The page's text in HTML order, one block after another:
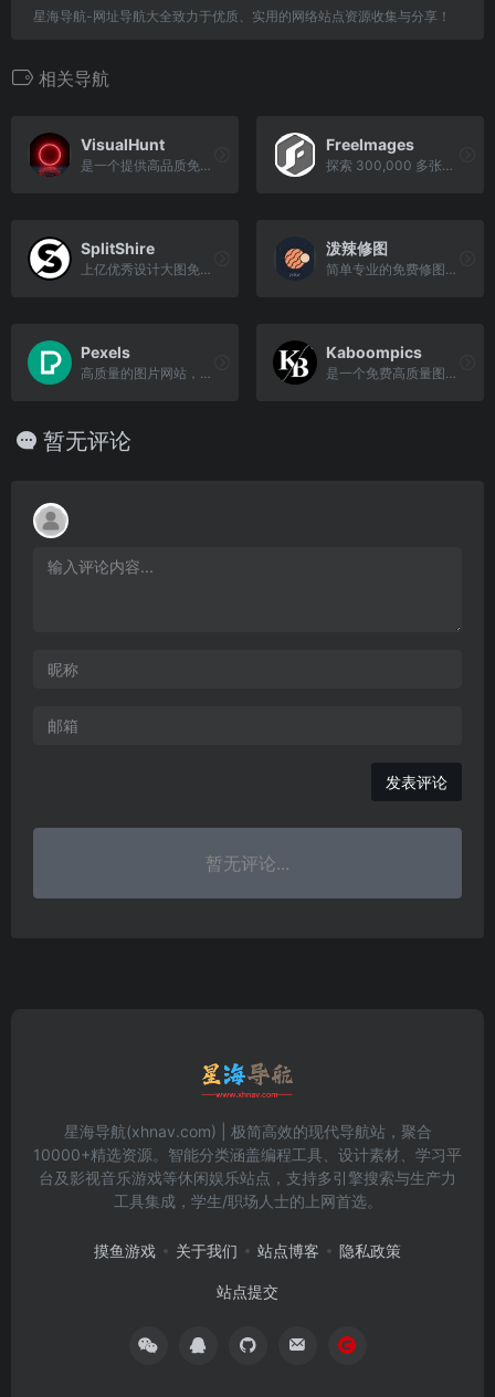
星海导航-网址导航大全致力于优质、实用的网络站点资源收集与分享！
相关导航
VisualHunt
是一个提供高品质免费图片素材的站点
FreeImages
探索 300,000 多张免费素材和免版税图像
SplitShire
上亿优秀设计大图免费使用！
泼辣修图
简单专业的免费修图软件
Pexels
高质量的图片网站，可以免费使用
Kaboompics
是一个免费高质量图片素材网
暂无评论
发表评论
暂无评论...
星海导航(xhnav.com) | 极简高效的现代导航站，聚合
10000+精选资源。智能分类涵盖编程工具、设计素材、学习平
台及影视音乐游戏等休闲娱乐站点，支持多引擎搜索与生产力
工具集成，学生/职场人士的上网首选。
摸鱼游戏 关于我们 站点博客 隐私政策
站点提交